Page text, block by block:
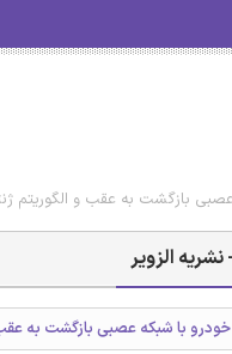
بازگشت به عقب و الگوریتم
الزویر
با شبکه عصبی بازگشت به عقب